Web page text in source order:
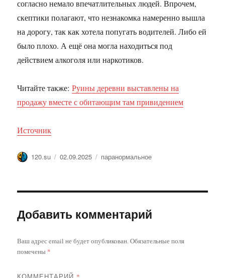
согласно немало впечатлительных людей. Впрочем,
скептики полагают, что незнакомка намеренно вышла
на дорогу, так как хотела попугать водителей. Либо ей
было плохо. А ещё она могла находиться под
действием алкоголя или наркотиков.
Читайте также:Руины деревни выставлены на
продажу вместе с обитающим там привидением
Источник
Автор
120.su Опубликовано
02.09.2025 Метки
паранормальное
Добавить комментарий
Ваш адрес email не будет опубликован.Обязательные поля
помечены *